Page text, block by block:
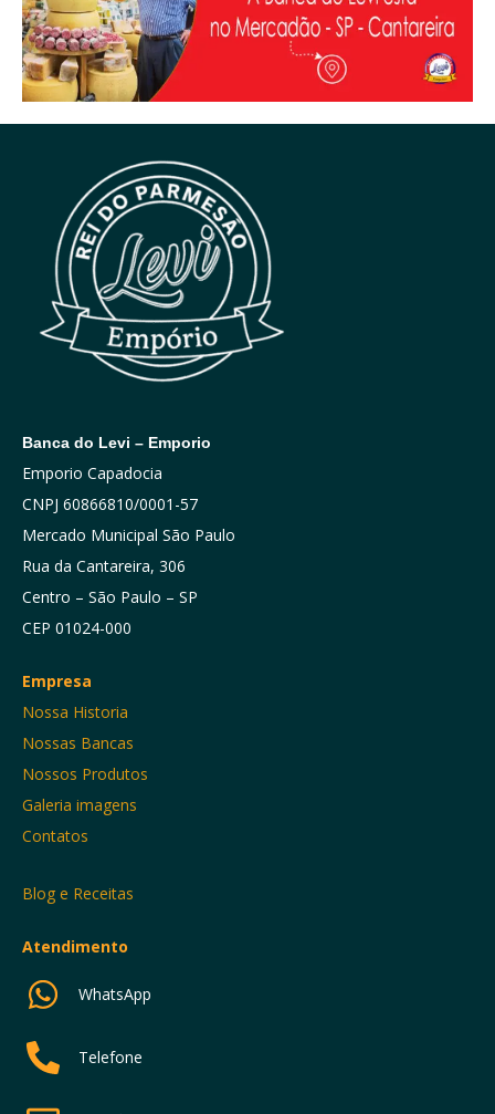
Banca do Levi – Emporio
Emporio Capadocia
CNPJ 60866810/0001-57
Mercado Municipal São Paulo
Rua da Cantareira, 306
Centro – São Paulo – SP
CEP 01024-000
Empresa
Nossa Historia
Nossas Bancas
Nossos Produtos
Galeria imagens
Contatos
Blog e Receitas
Atendimento
WhatsApp
Telefone